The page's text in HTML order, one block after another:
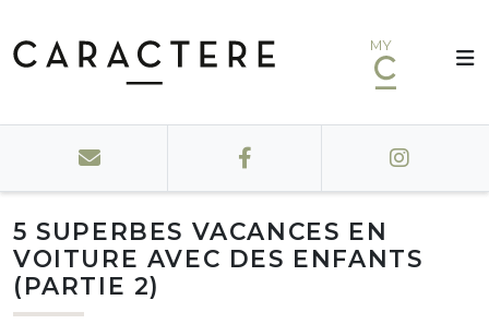
MY
5 SUPERBES VACANCES EN
VOITURE AVEC DES ENFANTS
(PARTIE 2)